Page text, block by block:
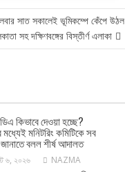
সাত সকালেই ভূমিকম্পে কেঁপে উঠল
সহ দক্ষিণবঙ্গের বিস্তীর্ণ এলাকা
কিভাবে দেওয়া হচ্ছে?
মধ্যেই মনিটরিং কমিটিকে সব
বলল শীর্ষ আদালত
৬, ২০২৬ NAZMA